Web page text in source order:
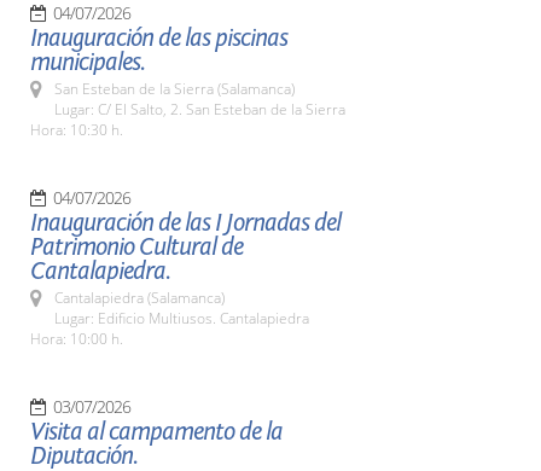
04/07/2026
Inauguración de las piscinas
municipales.
San Esteban de la Sierra (Salamanca)
Lugar: C/ El Salto, 2. San Esteban de la Sierra
Hora: 10:30 h.
04/07/2026
Inauguración de las I Jornadas del
Patrimonio Cultural de
Cantalapiedra.
Cantalapiedra (Salamanca)
Lugar: Edificio Multiusos. Cantalapiedra
Hora: 10:00 h.
03/07/2026
Visita al campamento de la
Diputación.